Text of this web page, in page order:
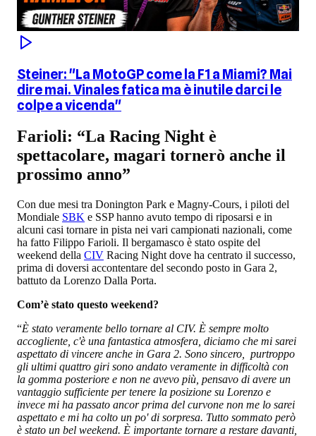
Steiner: "La MotoGP come la F1 a Miami? Mai
dire mai. Vinales fatica ma è inutile darci le
colpe a vicenda"
Farioli: “La Racing Night è
spettacolare, magari tornerò anche il
prossimo anno”
Con due mesi tra Donington Park e Magny-Cours, i piloti del
Mondiale SBK e SSP hanno avuto tempo di riposarsi e in
alcuni casi tornare in pista nei vari campionati nazionali, come
ha fatto Filippo Farioli. Il bergamasco è stato ospite del
weekend della CIV Racing Night dove ha centrato il successo,
prima di doversi accontentare del secondo posto in Gara 2,
battuto da Lorenzo Dalla Porta.
Com’è stato questo weekend?
“È stato veramente bello tornare al CIV. È sempre molto
accogliente, c'è una fantastica atmosfera, diciamo che mi sarei
aspettato di vincere anche in Gara 2. Sono sincero, purtroppo
gli ultimi quattro giri sono andato veramente in difficoltà con
la gomma posteriore e non ne avevo più, pensavo di avere un
vantaggio sufficiente per tenere la posizione su Lorenzo e
invece mi ha passato ancor prima del curvone non me lo sarei
aspettato e mi ha colto un po' di sorpresa. Tutto sommato però
è stato un bel weekend. È importante tornare a restare davanti,